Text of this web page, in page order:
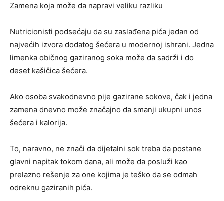
Zamena koja može da napravi veliku razliku
Nutricionisti podsećaju da su zaslađena pića jedan od
najvećih izvora dodatog šećera u modernoj ishrani. Jedna
limenka običnog gaziranog soka može da sadrži i do
deset kašičica šećera.
Ako osoba svakodnevno pije gazirane sokove, čak i jedna
zamena dnevno može značajno da smanji ukupni unos
šećera i kalorija.
To, naravno, ne znači da dijetalni sok treba da postane
glavni napitak tokom dana, ali može da posluži kao
prelazno rešenje za one kojima je teško da se odmah
odreknu gaziranih pića.